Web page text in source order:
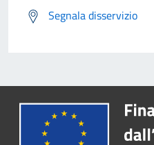
Segnala disservizio